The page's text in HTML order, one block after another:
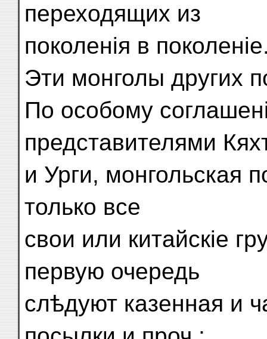
переходящих из
поколенія в
Эти монголы других
По особому
представителями
и Урги, монгольская
только все
свои или китайскіе
первую очередь
слѣдуют казенная и